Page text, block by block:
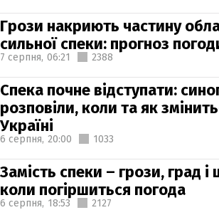
Грози накриють частину
сильної спеки: прогноз
7 серпня, 06:21 2388
Спека почне відступати:
розповіли, коли та як
Україні
6 серпня, 20:00 1033
Замість спеки – грози, град і
коли погіршиться погода
6 серпня, 18:53 2127